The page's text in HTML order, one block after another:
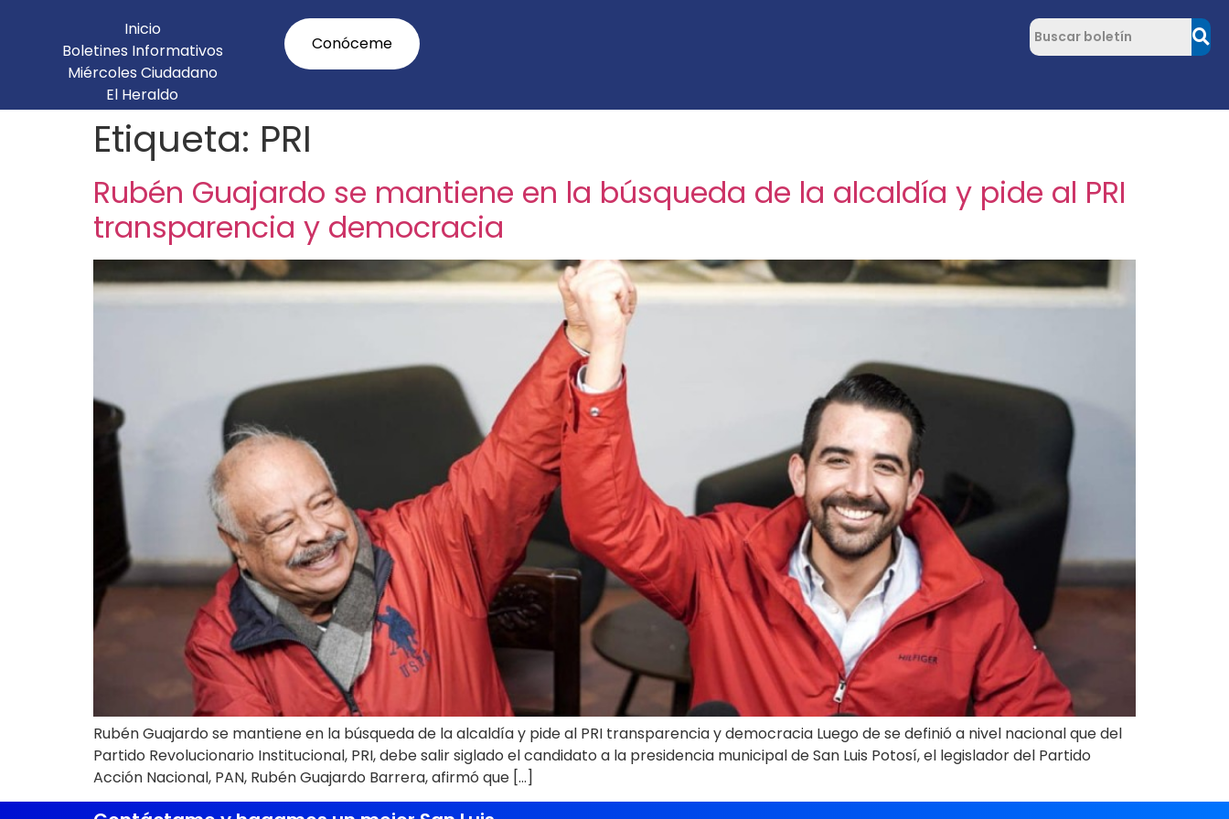
Inicio
Boletines Informativos
Miércoles Ciudadano
El Heraldo
Agenda Legislativa
Conóceme
Etiqueta: PRI
Rubén Guajardo se mantiene en la búsqueda de la alcaldía y pide al PRI
transparencia y democracia
Rubén Guajardo se mantiene en la búsqueda de la alcaldía y pide al PRI transparencia y democracia Luego de se definió a nivel nacional que del
Partido Revolucionario Institucional, PRI, debe salir siglado el candidato a la presidencia municipal de San Luis Potosí, el legislador del Partido
Acción Nacional, PAN, Rubén Guajardo Barrera, afirmó que […]